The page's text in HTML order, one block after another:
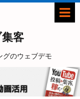
客
のウェブデモ